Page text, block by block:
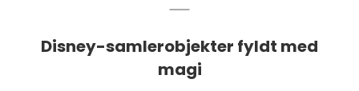
Disney-samlerobjekter fyldt med
magi